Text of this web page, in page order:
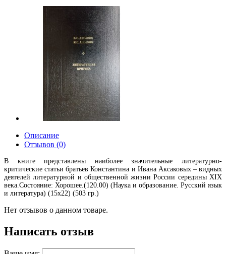
Описание
Отзывов (0)
В книге представлены наиболее значительные литературно-
критические статьи братьев Константина и Ивана Аксаковых – видных
деятелей литературной и общественной жизни России середины XIX
века.Состояние: Хорошее.(120.00) (Наука и образование. Русский язык
и литература) (15х22) (503 гр.)
Нет отзывов о данном товаре.
Написать отзыв